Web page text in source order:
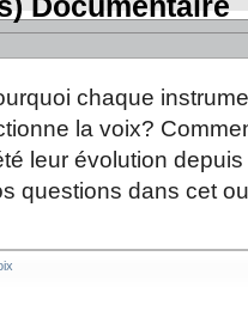
Documentaire
chaque
la voix?
leur évolution
questions dans cet